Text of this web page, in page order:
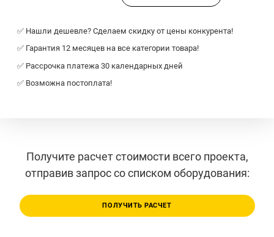
✅ Нашли дешевле? Сделаем скидку от цены конкурента!
✅ Гарантия 12 месяцев на все категории товара!
✅ Рассрочка платежа 30 календарных дней
✅ Возможна постоплата!
Получите расчет стоимости всего проекта,
отправив запрос со списком оборудования:
ПОЛУЧИТЬ РАСЧЕТ